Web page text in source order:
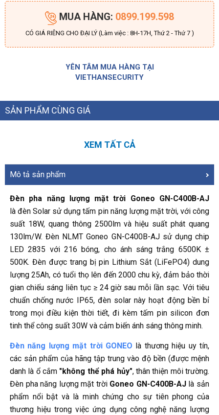
MUA HÀNG: 0899.199.598
CÓ GIÁ RIÊNG CHO ĐẠI LÝ (Làm việc : 8H-17H, Thứ 2 - Thứ 7 )
YÊN TÂM MUA HÀNG TẠI
VIETHANSECURITY
SẢN PHẨM CÙNG GIÁ
XEM TẤT CẢ
Mô tả sản phẩm
Đèn pha năng lượng mặt trời Goneo GN-C400B-AJ
làđèn Solar sử dụng tấm pin năng lượng mặt trời, với công
suất 18W, quang thông 2500lm và hiệu suất phát quang
130lm/W. Đèn NLMT Goneo GN-C400B-AJ sử dụng chip
LED 2835 với 216 bóng, cho ánh sáng trắng 6500K ±
500K. Đèn được trang bị pin Lithium Sắt (LiFePO4) dung
lượng 25Ah, có tuổi thọ lên đến 2000 chu kỳ, đảm bảo thời
gian chiếu sáng liên tục ≥ 24 giờ sau mỗi lần sạc. Với tiêu
chuẩn chống nước IP65, đèn solar này hoạt động bền bỉ
trong mọi điều kiện thời tiết, đi kèm tấm pin silicon đơn
tinh thể công suất 30W và cảm biến ánh sáng thông minh.
Đèn năng lượng mặt trời GONEO là thương hiệu uy tín,
các sản phẩm của hãng tập trung vào độ bền (được mệnh
danh là ổ cắm "không thể phá hủy", thân thiện môi trường.
Đèn pha năng lượng mặt trời Goneo GN-C400B-AJlà sản
phẩm nổi bật và là minh chứng cho sự tiên phong của
thương hiệu trong việc ứng dụng công nghệ năng lượng